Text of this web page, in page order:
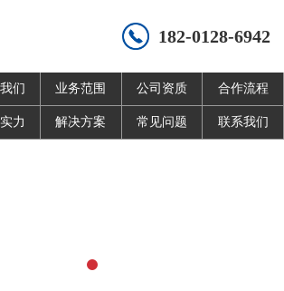
182-0128-6942
们 业务范围 公司资质 合作流程
力 解决方案 常见问题 联系我们